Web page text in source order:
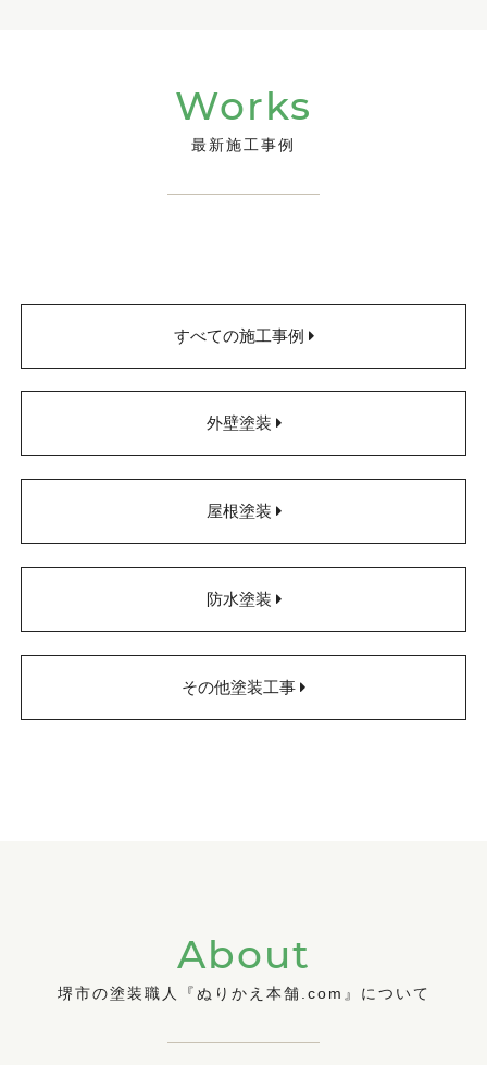
Works
最新施工事例
すべての施工事例
外壁塗装
屋根塗装
防水塗装
その他塗装工事
About
堺市の塗装職人『ぬりかえ本舗.com』について